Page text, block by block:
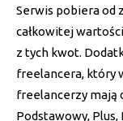
Serwis pobiera od
całkowitej
z tych kwot.
freelancera, który
freelancerzy mają
Podstawowy,